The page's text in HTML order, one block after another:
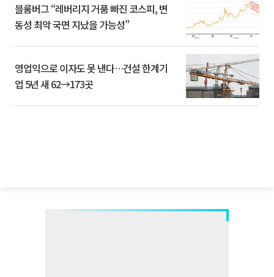
블룸버그 “레버리지 거품 빠진 코스피, 변
동성 최악 국면 지났을 가능성”
영업익으로 이자도 못 낸다…건설 한계기
업 5년 새 62→173곳